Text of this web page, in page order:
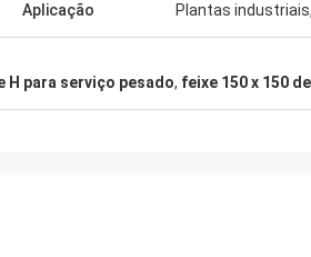
Aplicação Plantas
H para serviço pesado, feixe 150 x 150